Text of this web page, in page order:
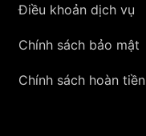
Điều khoản dịch vụ
Chính sách bảo mật
Chính sách hoàn tiền